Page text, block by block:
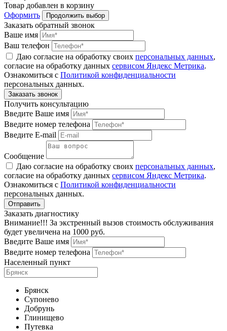
Товар добавлен в корзину
Оформить
Продолжить выбор
Заказать обратный звонок
Ваше имя
Ваш телефон
Даю согласие на обработку своих персональных данных,
согласие на обработку данных сервисом Яндекс Метрика.
Ознакомиться с Политикой конфиденциальности
персональных данных.
Получить консультацию
Введите Ваше имя
Введите номер телефона
Введите E-mail
Сообщение
Даю согласие на обработку своих персональных данных,
согласие на обработку данных сервисом Яндекс Метрика.
Ознакомиться с Политикой конфиденциальности
персональных данных.
Заказать диагностику
Внимание!!! За экстренный вызов стоимость обслуживания
будет увеличена на 1000 руб.
Введите Ваше имя
Введите номер телефона
Населенный пункт
Брянск
Супонево
Добрунь
Глинищево
Путевка